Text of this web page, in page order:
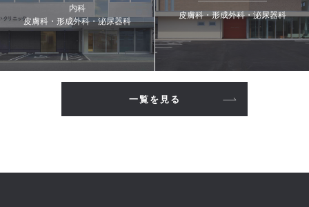
内科
皮膚科・形成外科・泌尿器科
皮膚科・形成外科・泌尿器科
一覧を見る